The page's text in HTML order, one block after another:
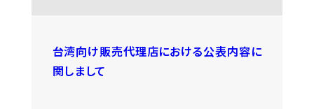
台湾向け販売代理店における公表内容に
関しまして